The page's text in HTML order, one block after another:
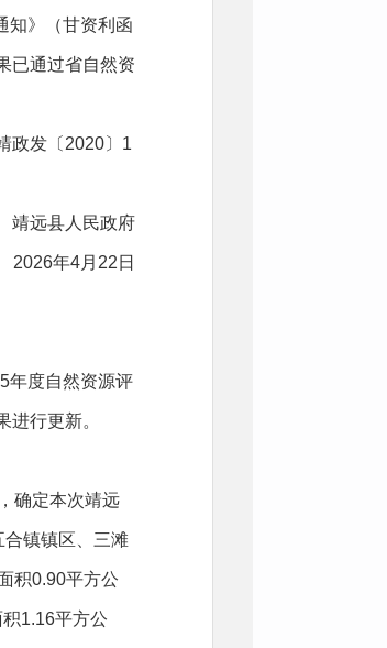
知》（甘资利函
已通过省自然资
政发〔2020〕1
靖远县人民政府
2026年4月22日
年度自然资源评
行更新。
确定本次靖远
镇镇区、三滩
积0.90平方公
1.16平方公